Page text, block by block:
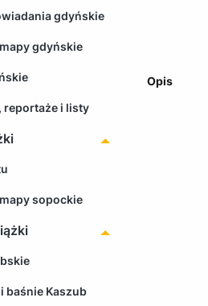
gdyńskie
gdyńskie
reportaże i listy
sopockie
baśnie Kaszub
Opis